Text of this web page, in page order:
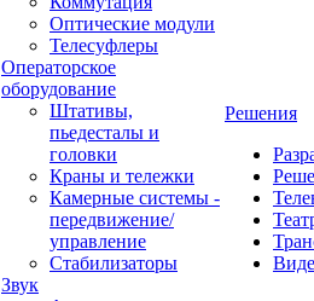
Оптические модули
Телесуфлеры
Операторское
оборудование
Штативы,
пьедесталы и
головки
Краны и тележки
Камерные системы -
передвижение/
управление
Стабилизаторы
Звук
Решения